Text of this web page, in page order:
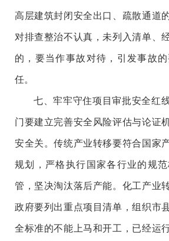
高层建筑封闭安全出口、疏散通道
对排查整治不认真，未列入清单、
的，要当作事故对待，引发事故
任。
七、牢牢守住项目审批安全红
门要建立完善安全风险评估与论证
安全关。传统产业转移要符合国家
规划，严格执行国家各行业的规
管，坚决淘汰落后产能。化工产业
政府要列出重点项目清单，组织市
全标准的不能上马和开工，已经运